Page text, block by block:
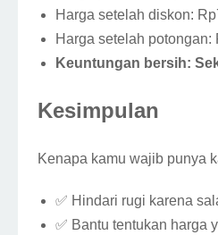
Harga setelah diskon:
Harga setelah potongan:
Keuntungan bersih:
Kesimpulan
Kenapa kamu wajib punya
✅ Hindari rugi karena
✅ Bantu tentukan harga